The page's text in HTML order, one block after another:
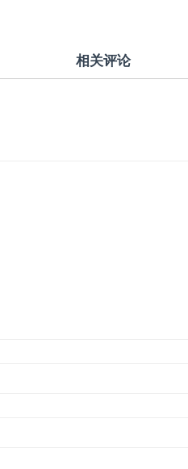
相关评论